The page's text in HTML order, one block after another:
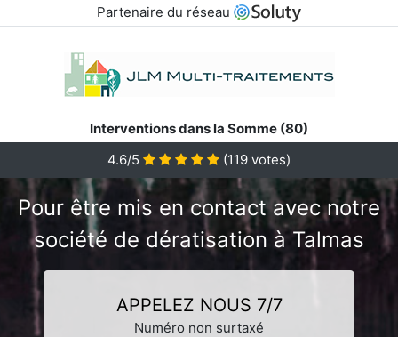
Partenaire du réseau
Interventions dans la Somme (80)
4.6/5
(119 votes)
Pour être mis en contact avec notre
société de dératisation à Talmas
APPELEZ NOUS 7/7
Numéro non surtaxé